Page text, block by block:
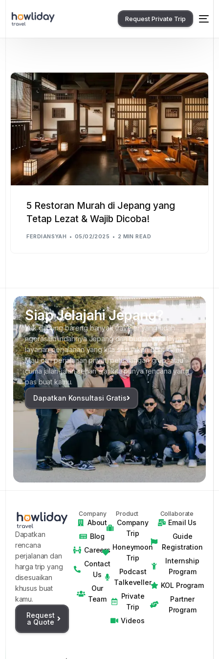
Request Private Trip
5 Restoran Murah di Jepang yang
Tetap Lezat & Wajib Dicoba!
FERDIANSYAH 05/02/2025 2 MIN READ
Siap Jelajahi Jepang?
Yuk gabung bareng banyak traveler yang udah
ngerasain indahnya Jepang dan budayanya lewat
layanan perjalanan yang kita sesuaikan buat kamu.
Mau cari perjalanan privat, petualangan grup, atau
cuma jalan-jalan sehari aja, kita punya rencana yang
pas buat kamu.
Dapatkan Konsultasi Gratis
Dapatkan
rencana
perjalanan dan
harga trip yang
disesuaikan
khusus buat
kamu.
Request
a Quote
Company
About
Blog
Careers
Contact
Us
Our
Team
Product
Company
Trip
Honeymoon
Trip
Podcast
Talkeveller
Private
Trip
Videos
Collaborate
Email Us
Guide
Registration
Internship
Program
KOL Program
Partner
Program